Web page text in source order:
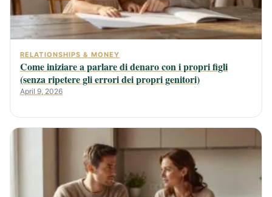
RELATIONSHIPS & MONEY
Come iniziare a parlare di denaro con i propri figli
(senza ripetere gli errori dei propri genitori)
April 9, 2026